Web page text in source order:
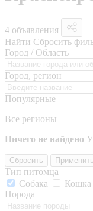
4 объявления
Найти Сбросить
Город / Область
Город, регион
Популярные
Все регионы
Ничего не найдено
Сбросить Применить
Тип питомца
Собака
Кошка
Порода